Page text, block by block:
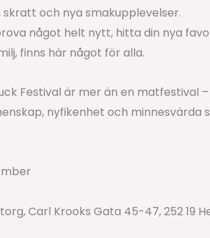
och nya smakupplevelser.
något helt nytt, hitta din nya
finns här något för alla.
Festival är mer än en matfestival
nyfikenhet och
Carl Krooks Gata 45-47, 252 19